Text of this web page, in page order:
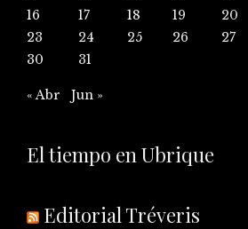
16
17 18 19 20
23
24 25 26 27
30
31
« Abr Jun »
El tiempo en Ubrique
Editorial Tréveris